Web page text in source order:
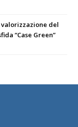
del
“Case Green”